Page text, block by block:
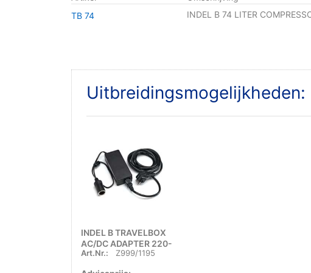
TB 74
INDEL B 74 LITER
Uitbreidingsmogelijkheden:
INDEL B TRAVELBOX
AC/DC ADAPTER 220-
12 VOLT - 5 AMPERE
Art.Nr.: Z999/1195